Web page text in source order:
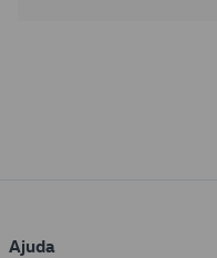
Ajuda